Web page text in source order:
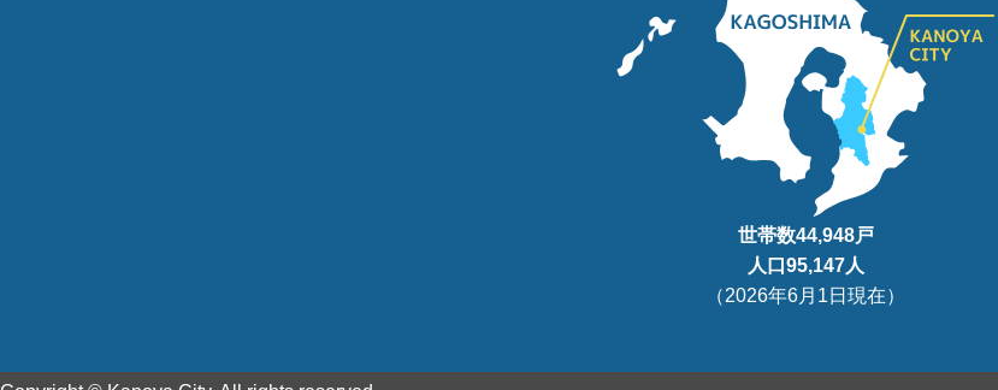
世帯数44,948戸
人口95,147人
（2026年6月1日現在）